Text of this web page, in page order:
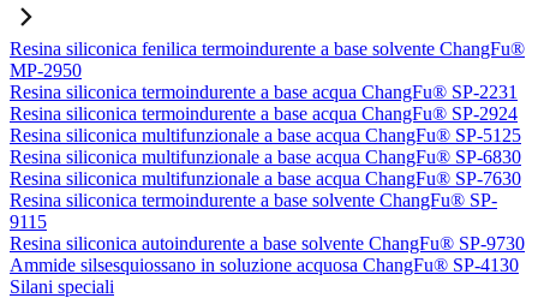
Resina siliconica fenilica termoindurente a base solvente ChangFu®
MP-2950
Resina siliconica termoindurente a base acqua ChangFu® SP-2231
Resina siliconica termoindurente a base acqua ChangFu® SP-2924
Resina siliconica multifunzionale a base acqua ChangFu® SP-5125
Resina siliconica multifunzionale a base acqua ChangFu® SP-6830
Resina siliconica multifunzionale a base acqua ChangFu® SP-7630
Resina siliconica termoindurente a base solvente ChangFu® SP-
9115
Resina siliconica autoindurente a base solvente ChangFu® SP-9730
Ammide silsesquiossano in soluzione acquosa ChangFu® SP-4130
Silani speciali